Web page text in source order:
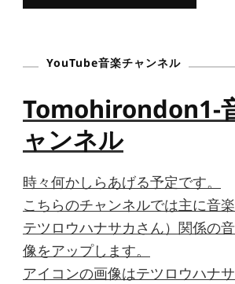
YouTube音楽チャンネル
Tomohirondon1-
ャンネル
時々何かしらあげる予定です。
こちらのチャンネルでは主に音
テツロウハナサカさん）関係の
像をアップします。
アイコンの画像はテツロウハナサ